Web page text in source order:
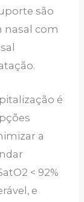
são
nasal com
é
a
< 92%
e